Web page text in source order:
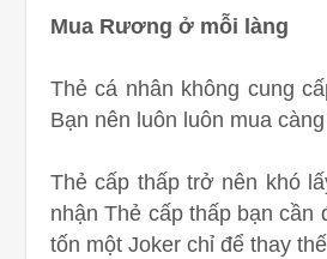
Mua Rương ở mỗi làng
Thẻ cá nhân không cung
Bạn nên luôn luôn mua
Thẻ cấp thấp trở nên khó
nhận Thẻ cấp thấp bạn cần
tốn một Joker chỉ để thay